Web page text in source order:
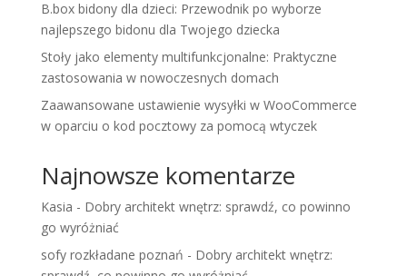
B.box bidony dla dzieci: Przewodnik po wyborze
najlepszego bidonu dla Twojego dziecka
Stoły jako elementy multifunkcjonalne: Praktyczne
zastosowania w nowoczesnych domach
Zaawansowane ustawienie wysyłki w WooCommerce
w oparciu o kod pocztowy za pomocą wtyczek
Najnowsze komentarze
Kasia - Dobry architekt wnętrz: sprawdź, co powinno
go wyróżniać
sofy rozkładane poznań - Dobry architekt wnętrz: